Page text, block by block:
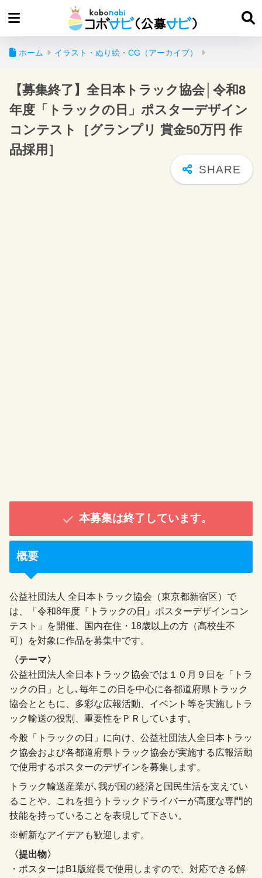
ホーム イラスト・ぬり絵・CG（アーカイブ）
【募集終了】全日本トラック協会│令和8
年度「トラックの日」ポスターデザイン
コンテスト［グランプリ 賞金50万円 作
品採用］
本募集は終了しています。
概要
公益社団法人 全日本トラック協会（東京都新宿区）で
は、「令和8年度『トラックの日』ポスターデザインコン
テスト」を開催、国内在住・18歳以上の方（高校生不
可）を対象に作品を募集中です。
〈テーマ〉
公益社団法人全日本トラック協会では１０月９日を「トラ
ックの日」とし､毎年この日を中心に各都道府県トラック
協会とともに、多彩な広報活動、イベント等を実施しトラ
ック輸送の役割、重要性をＰＲしています。
今般「トラックの日」に向け、公益社団法人全日本トラッ
ク協会および各都道府県トラック協会が実施する広報活動
で使用するポスターのデザインを募集します。
トラック輸送産業が､我が国の経済と国民生活を支えてい
ることや、これを担うトラックドライバーが高度な専門的
技能を持っていることを表現して下さい。
※斬新なアイデアも歓迎します。
〈提出物〉
・ポスターはB1版縦長で使用しますので、対応できる解